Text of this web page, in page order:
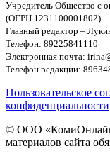
Учредитель Общество с
(ОГРН 1231100001802)
Главный редактор –
Телефон: 89225841110
Электронная почта:
Телефон редакции:
Пользовательское
конфиденциальности
© ООО
материалов сайта